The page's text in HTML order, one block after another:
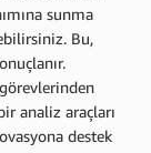
sunma
Bu,
analiz araçları
destek